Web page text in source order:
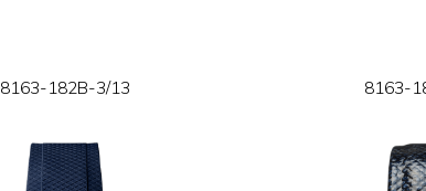
8163-182B-3/13 8163-